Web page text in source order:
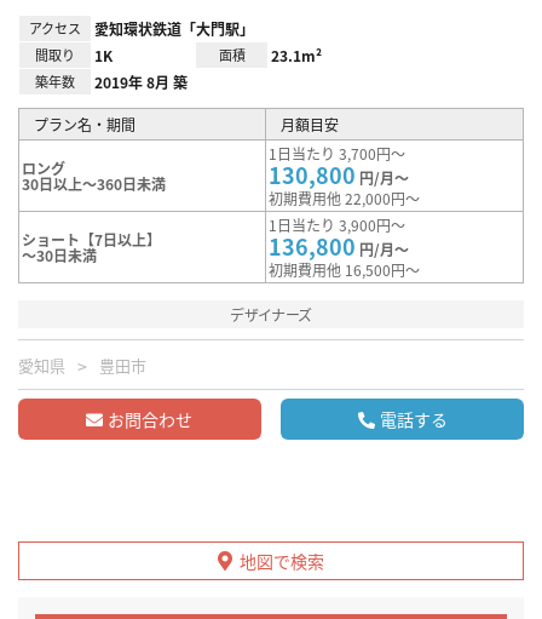
アクセス 愛知環状鉄道「大門駅」
間取り 1K 面積 23.1m²
築年数 2019年 8月 築
プラン名・期間 月額目安
ロング
30日以上～360日未満
1日当たり 3,700円～
130,800 円/月～
初期費用他 22,000円～
ショート【7日以上】
～30日未満
1日当たり 3,900円～
136,800 円/月～
初期費用他 16,500円～
デザイナーズ
愛知県 豊田市
お問合わせ 電話する
地図で検索